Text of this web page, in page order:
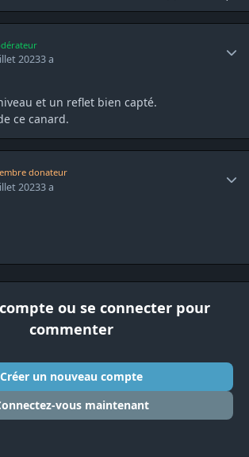
20233 a
et un reflet bien capté.
ce canard.
donateur
20233 a
ou se connecter pour
commenter
Créer un nouveau compte
vous maintenant